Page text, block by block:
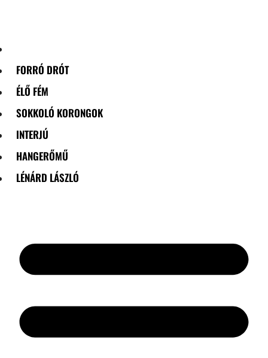
FORRÓ DRÓT
ÉLŐ FÉM
SOKKOLÓ KORONGOK
INTERJÚ
HANGERŐMŰ
LÉNÁRD LÁSZLÓ